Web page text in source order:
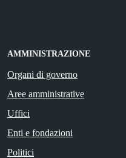
AMMINISTRAZIONE
Organi di governo
Aree amministrative
Uffici
Enti e fondazioni
Politici